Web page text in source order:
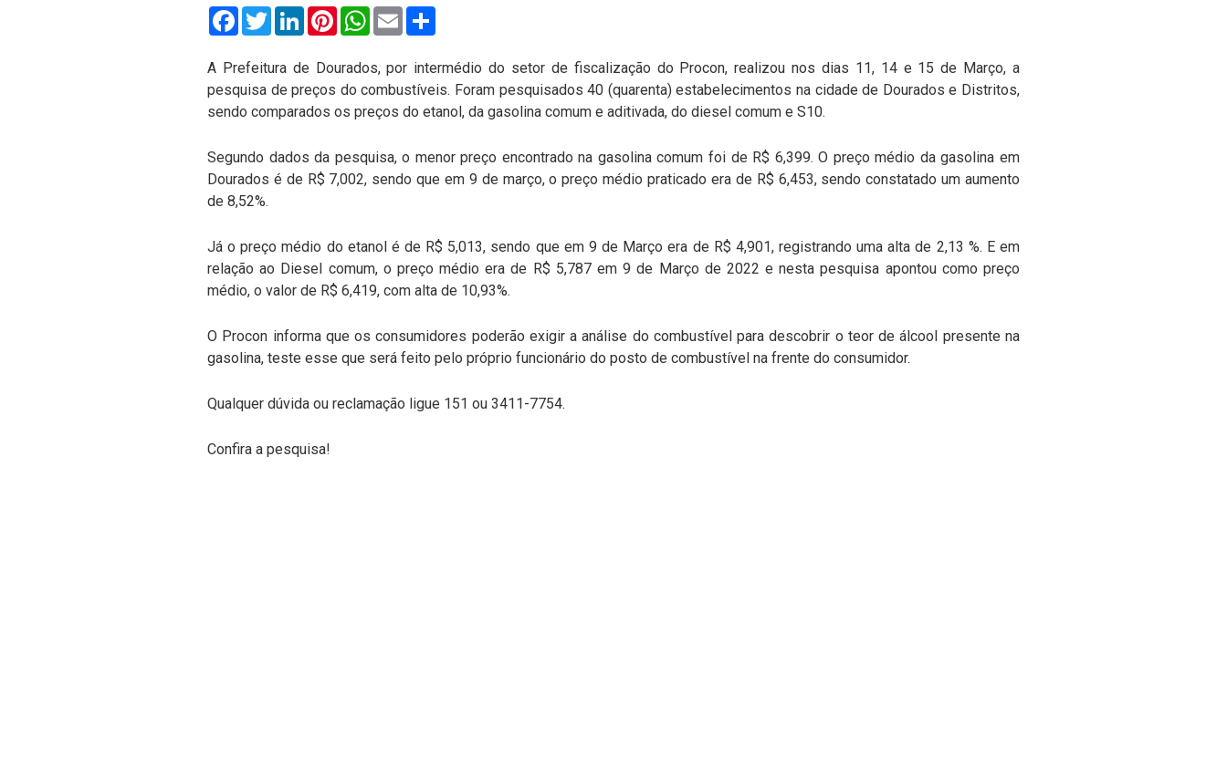
FacebookTwitterLinkedInPinterestWhatsApp
Email
A Prefeitura de Dourados, por intermédio do setor de fiscalização do Procon, realizou nos dias 11, 14 e 15 de Março, a
pesquisa de preços do combustíveis. Foram pesquisados 40 (quarenta) estabelecimentos na cidade de Dourados e Distritos,
sendo comparados os preços do etanol, da gasolina comum e aditivada, do diesel comum e S10.
Segundo dados da pesquisa, o menor preço encontrado na gasolina comum foi de R$ 6,399. O preço médio da gasolina em
Dourados é de R$ 7,002, sendo que em 9 de março, o preço médio praticado era de R$ 6,453, sendo constatado um aumento
de 8,52%.
Já o preço médio do etanol é de R$ 5,013, sendo que em 9 de Março era de R$ 4,901, registrando uma alta de 2,13 %. E em
relação ao Diesel comum, o preço médio era de R$ 5,787 em 9 de Março de 2022 e nesta pesquisa apontou como preço
médio, o valor de R$ 6,419, com alta de 10,93%.
O Procon informa que os consumidores poderão exigir a análise do combustível para descobrir o teor de álcool presente na
gasolina, teste esse que será feito pelo próprio funcionário do posto de combustível na frente do consumidor.
Qualquer dúvida ou reclamação ligue 151 ou 3411-7754.
Confira a pesquisa!